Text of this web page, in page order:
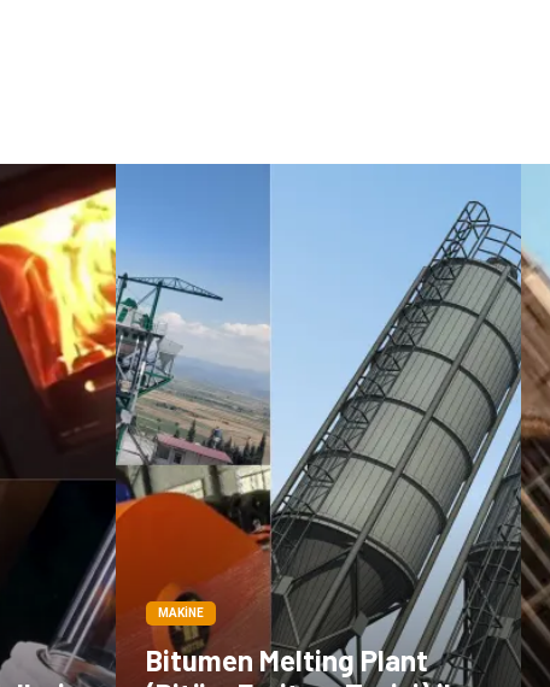
MAKINE
Bitumen Melting Plant